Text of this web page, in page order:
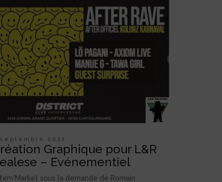
2021
Graphique pour L&R
– Evénementiel
sous la demande de Romain